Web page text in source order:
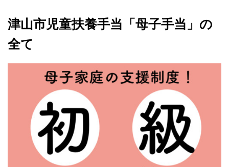
津山市児童扶養手当「母子手当」の
全て